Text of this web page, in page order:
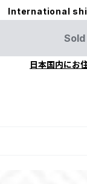
International
日本国内にお